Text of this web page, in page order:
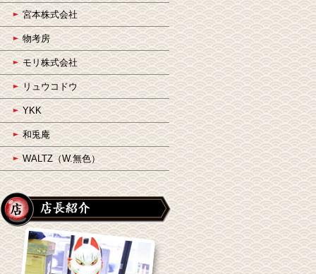
宮本株式会社
物考房
モリ株式会社
リュウコドウ
YKK
和兎庵
WALTZ（W.無色）